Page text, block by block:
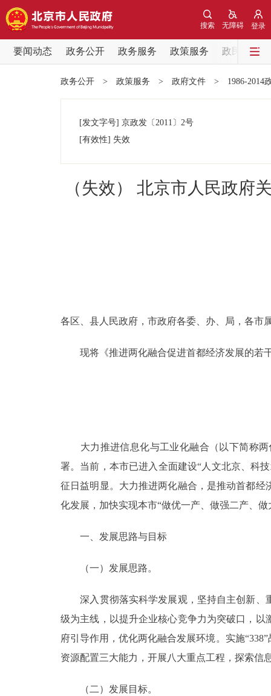
登录
无障碍
搜索
要闻动态 政务公开 政务服务 政策服务
政民互动
党中央精神
政务公开
政民互动
12345网上接诉即办
参与调查
北京概况
绿色北京
多语种
ENGLISH
政务公开 > 政策服务 > 政府文件 > 1986-2014
[发文字号] 京政发 〔2011〕 2号
[有效性] 失效
（失效） 北京市人民政府
各区、县人民政府，市政府各委、办、局，各市
现将《推进两化融合促进首都经济发展的若
大力推进信息化与工业化融合（以下简称两
署。当前，本市已进入全面建设“人文北京、科
征日益明显。大力推进两化融合，是推动首都
化发展，加快实现本市“做优一产、做强二产、
一、发展思路与目标
（一）发展思路。
深入贯彻落实科学发展观，坚持自主创新、
级为主线，以提升企业核心竞争力为突破口，
府引导作用，优化两化融合发展环境。实施
资源配置三大能力，开展八大重点工程，探索信
（二）发展目标。